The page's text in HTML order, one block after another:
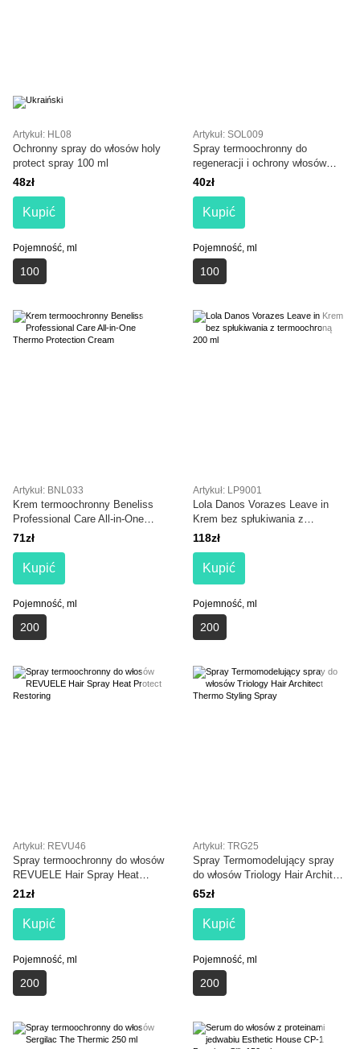
Artykuł: HL08
Ochronny spray do włosów holy
protect spray 100 ml
48zł
Kupić
Pojemność, ml
100
Artykuł: SOL009
Spray termoochronny do
regeneracji i ochrony włosów
SOLVEE Nutrisse Spray
40zł
Kupić
Pojemność, ml
100
Artykuł: BNL033
Krem termoochronny Beneliss
Professional Care All-in-One
Thermo Protection Cream
71zł
Kupić
Pojemność, ml
200
Artykuł: LP9001
Lola Danos Vorazes Leave in
Krem bez spłukiwania z
termoochroną 200 ml
118zł
Kupić
Pojemność, ml
200
Artykuł: REVU46
Spray termoochronny do włosów
REVUELE Hair Spray Heat
Protect Restoring
21zł
Kupić
Pojemność, ml
200
Artykuł: TRG25
Spray Termomodelujący spray
do włosów Triology Hair Architect
Thermo Styling Spray
65zł
Kupić
Pojemność, ml
200